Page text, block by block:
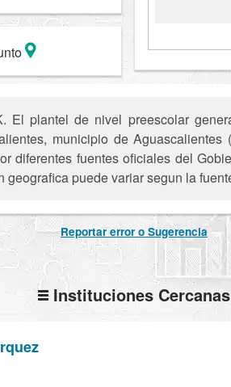
El plantel de nivel preescolar
municipio de
diferentes fuentes oficiales del
puede variar segun la
Reportar error o Sugerencia
Instituciones Cercanas